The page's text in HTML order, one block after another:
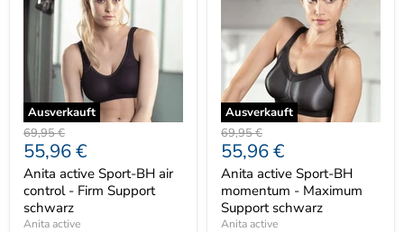
Ausverkauft
Ursprünglicher
Preis
69,95 €
Aktueller
Preis
55,96 €
Anita active Sport-BH air
control - Firm Support
schwarz
Anita active
Ausverkauft
Ursprünglicher
Preis
69,95 €
Aktueller
Preis
55,96 €
Anita active Sport-BH
momentum - Maximum
Support schwarz
Anita active